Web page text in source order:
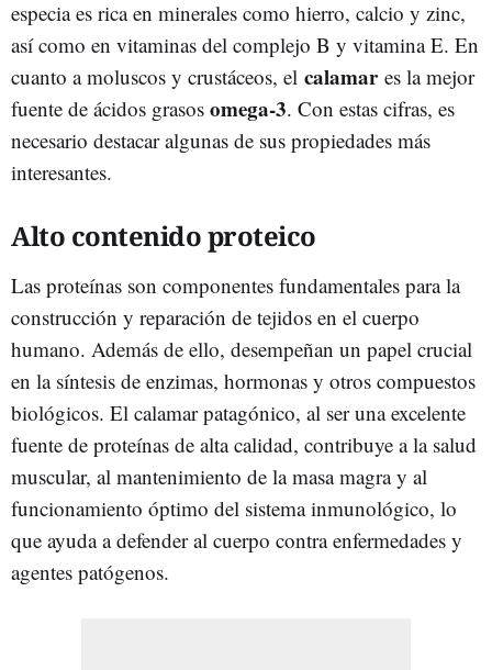
especia es rica en minerales como hierro, calcio y zinc,
así como en vitaminas del complejo B y vitamina E. En
cuanto a moluscos y crustáceos, el calamar es la mejor
fuente de ácidos grasos omega-3. Con estas cifras, es
necesario destacar algunas de sus propiedades más
interesantes.
Alto contenido proteico
Las proteínas son componentes fundamentales para la
construcción y reparación de tejidos en el cuerpo
humano. Además de ello, desempeñan un papel crucial
en la síntesis de enzimas, hormonas y otros compuestos
biológicos. El calamar patagónico, al ser una excelente
fuente de proteínas de alta calidad, contribuye a la salud
muscular, al mantenimiento de la masa magra y al
funcionamiento óptimo del sistema inmunológico, lo
que ayuda a defender al cuerpo contra enfermedades y
agentes patógenos.